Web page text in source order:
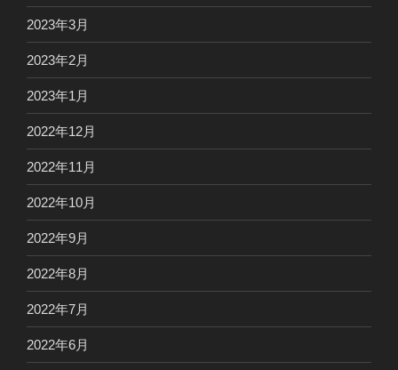
2023年3月
2023年2月
2023年1月
2022年12月
2022年11月
2022年10月
2022年9月
2022年8月
2022年7月
2022年6月